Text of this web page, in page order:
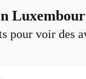
pour voir des